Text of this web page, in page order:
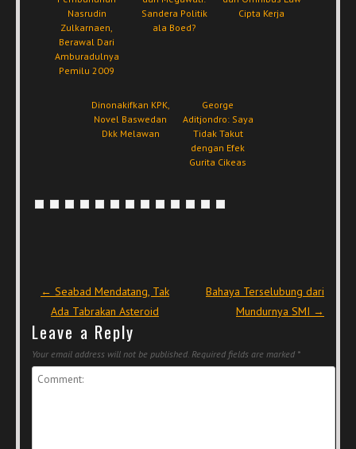
Nasrudin
Zulkarnaen,
Berawal Dari
Amburadulnya
Pemilu 2009
Sandera Politik
ala Boed?
Cipta Kerja
Dinonakifkan KPK,
Novel Baswedan
Dkk Melawan
George
Aditjondro: Saya
Tidak Takut
dengan Efek
Gurita Cikeas
Post navigation
← Seabad Mendatang, Tak
Ada Tabrakan Asteroid
Bahaya Terselubung dari
Mundurnya SMI →
Leave a Reply
Your email address will not be published. Required fields are marked *